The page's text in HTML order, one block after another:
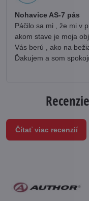
Nohavice AS-7 pás
Páčilo sa mi , že mi v
akom stave je moja
Vás berú , ako na
Ďakujem a som
Čítať viac recenzií